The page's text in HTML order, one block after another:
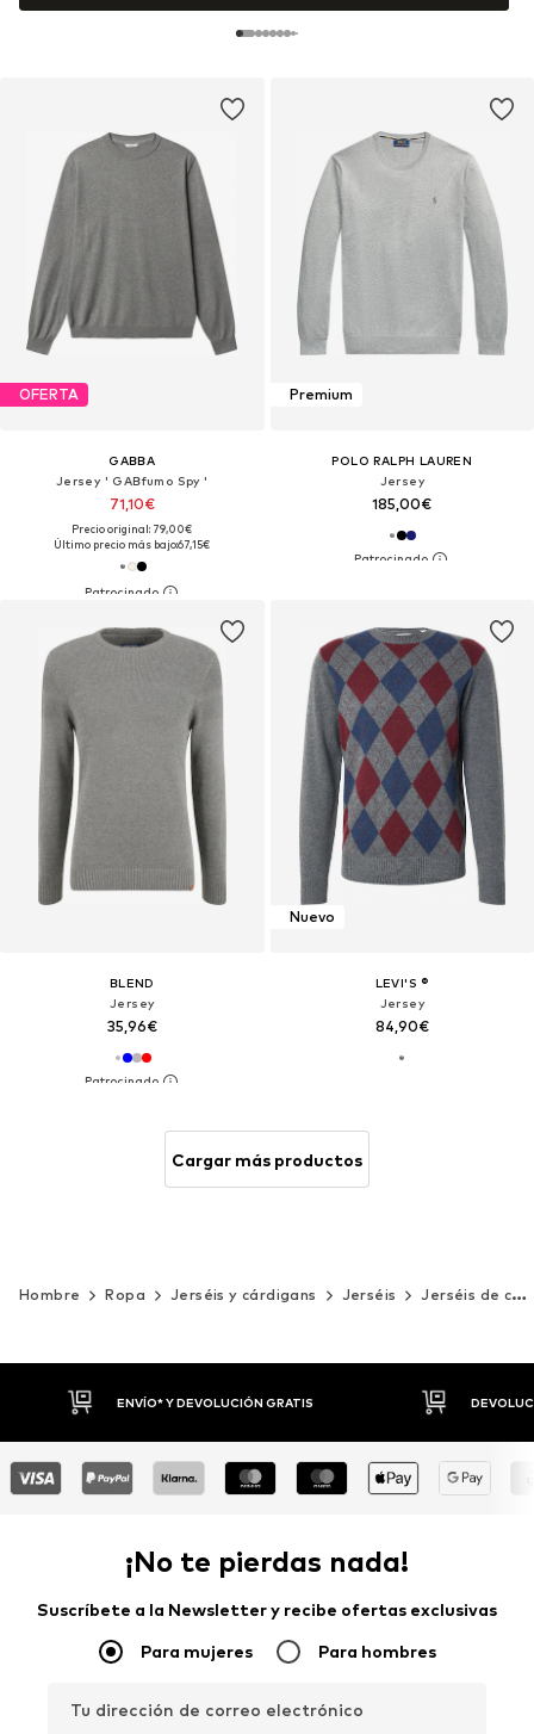
OFERTA
GABBA
Jersey ' GABfumo Spy '
71,10€
Precio original: 79,00€
Último precio más bajo:67,15€
Premium
POLO RALPH LAUREN
Jersey
185,00€
BLEND
Jersey
35,96€
Nuevo
LEVI'S ®
Jersey
84,90€
Cargar más productos
Hombre Ropa Jerséis y cárdigans Jerséis Jerséis de cuello redondo
DEVOLUCIONES HASTA 30 DÍAS
¡No te pierdas nada!
Suscríbete a la Newsletter y recibe ofertas exclusivas
Para mujeres Para hombres
Tu dirección de correo electrónico